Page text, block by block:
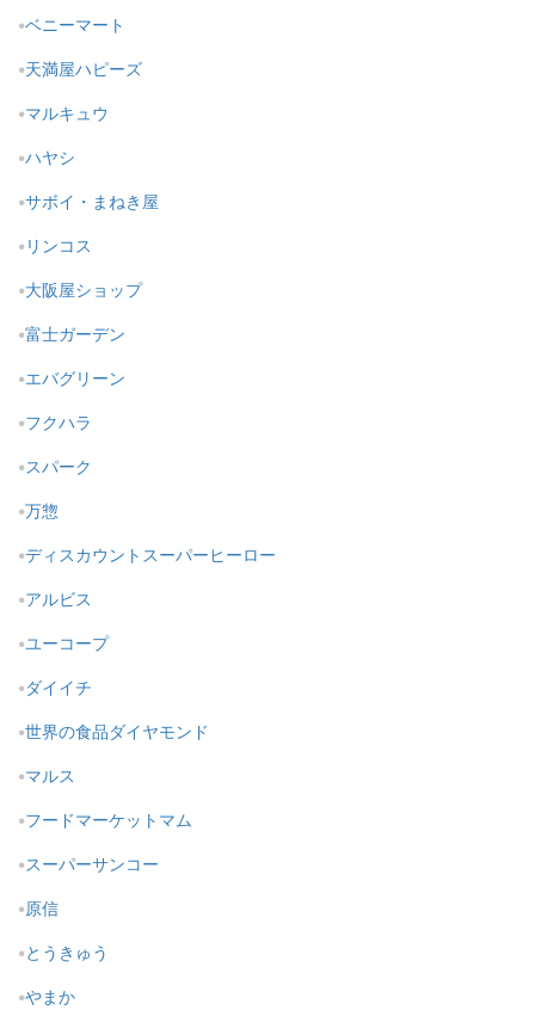
ベニーマート
天満屋ハピーズ
マルキュウ
ハヤシ
サボイ・まねき屋
リンコス
大阪屋ショップ
富士ガーデン
エバグリーン
フクハラ
スパーク
万惣
ディスカウントスーパーヒーロー
アルビス
ユーコープ
ダイイチ
世界の食品ダイヤモンド
マルス
フードマーケットマム
スーパーサンコー
原信
とうきゅう
やまか